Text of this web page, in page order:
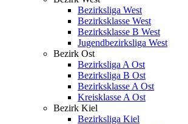
Bezirksliga West
Bezirksklasse West
Bezirksklasse B West
Jugendbezirksliga West
Bezirk Ost
Bezirksliga A Ost
Bezirksliga B Ost
Bezirksklasse A Ost
Kreisklasse A Ost
Bezirk Kiel
Bezirksliga Kiel